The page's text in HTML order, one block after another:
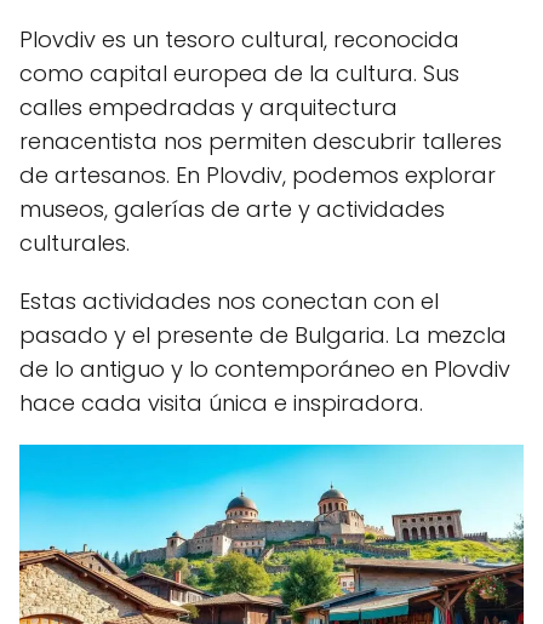
Plovdiv es un tesoro cultural, reconocida
como capital europea de la cultura. Sus
calles empedradas y arquitectura
renacentista nos permiten descubrir talleres
de artesanos. En Plovdiv, podemos explorar
museos, galerías de arte y actividades
culturales.
Estas actividades nos conectan con el
pasado y el presente de Bulgaria. La mezcla
de lo antiguo y lo contemporáneo en Plovdiv
hace cada visita única e inspiradora.